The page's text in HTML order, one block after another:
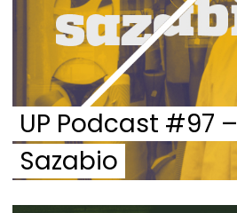
UP Podcast #97 –
Sazabio